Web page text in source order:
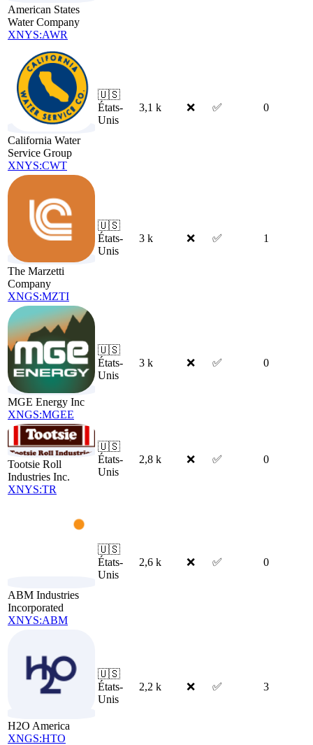
American States
Water Company
XNYS:AWR
California Water
Service Group
XNYS:CWT
🇺🇸
États-
Unis
3,1 k ❌ ✅ 0
The Marzetti
Company
XNGS:MZTI
🇺🇸
États-
Unis
3 k ❌ ✅ 1
MGE Energy Inc
XNGS:MGEE
🇺🇸
États-
Unis
3 k ❌ ✅ 0
Tootsie Roll
Industries Inc.
XNYS:TR
🇺🇸
États-
Unis
2,8 k ❌ ✅ 0
ABM Industries
Incorporated
XNYS:ABM
🇺🇸
États-
Unis
2,6 k ❌ ✅ 0
H2O America
XNGS:HTO
🇺🇸
États-
Unis
2,2 k ❌ ✅ 3